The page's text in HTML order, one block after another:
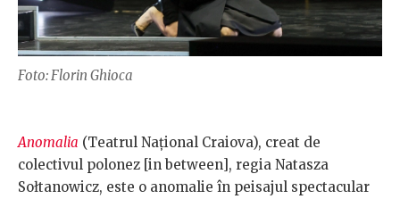
Foto: Florin Ghioca
Anomalia (Teatrul Național Craiova), creat de
colectivul polonez [in between], regia Natasza
Sołtanowicz, este o anomalie în peisajul spectacular